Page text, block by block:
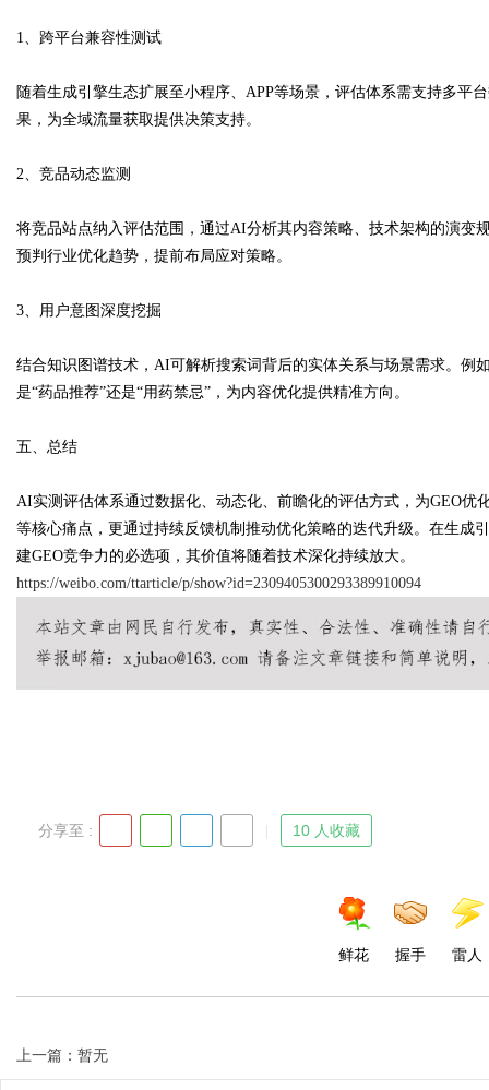
1、跨平台兼容性测试
随着生成引擎生态扩展至小程序、APP等场景，评估体系需支持多平
果，为全域流量获取提供决策支持。
2、竞品动态监测
将竞品站点纳入评估范围，通过AI分析其内容策略、技术架构的演变
预判行业优化趋势，提前布局应对策略。
3、用户意图深度挖掘
结合知识图谱技术，AI可解析搜索词背后的实体关系与场景需求。例
是“药品推荐”还是“用药禁忌”，为内容优化提供精准方向。
五、总结
AI实测评估体系通过数据化、动态化、前瞻化的评估方式，为GEO
等核心痛点，更通过持续反馈机制推动优化策略的迭代升级。在生成
建GEO竞争力的必选项，其价值将随着技术深化持续放大。
https://weibo.com/ttarticle/p/show?id=2309405300293389910094
分享至 : 10 人收藏
鲜花 握手 雷人
上一篇：暂无